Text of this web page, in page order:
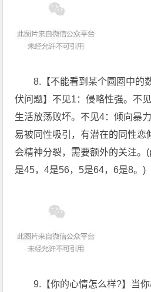
8.【不能看到某个圆圈中的
伏问题】不见1：侵略性强。不
生活放荡败坏。不见4：倾向暴
易被同性吸引，有潜在的同性恋
会精神分裂，需要额外的关注。
是45，4是56，5是64，6是8。)
9.【你的心情怎么样?】当